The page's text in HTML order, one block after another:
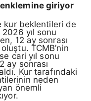
giriyor
kur beklentileri de
yıl sonu
12 ay sonrası
TCMB’nin
cari yıl sonu
ay sonrası
Kur tarafındaki
neden
önemli